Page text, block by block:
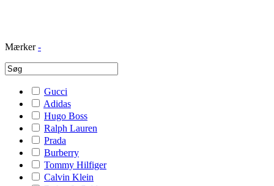
Mærker -
Gucci
Adidas
Hugo Boss
Ralph Lauren
Prada
Burberry
Tommy Hilfiger
Calvin Klein